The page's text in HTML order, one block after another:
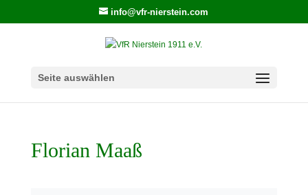
info@vfr-nierstein.com
Seite auswählen
Florian Maaß